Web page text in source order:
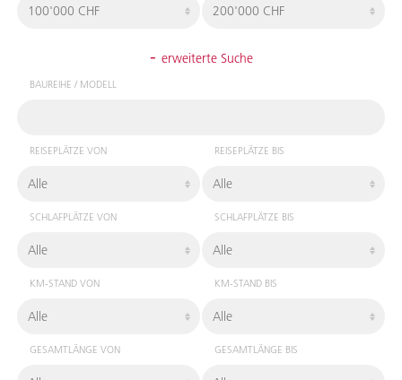
- erweiterte Suche
BAUREIHE / MODELL
REISEPLÄTZE VON REISEPLÄTZE BIS
SCHLAFPLÄTZE VON SCHLAFPLÄTZE BIS
KM-STAND VON KM-STAND BIS
GESAMTLÄNGE VON GESAMTLÄNGE BIS